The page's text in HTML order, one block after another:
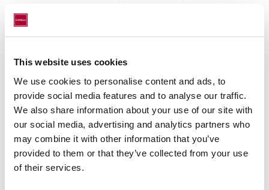
This website uses cookies
We use cookies to personalise content and ads, to
provide social media features and to analyse our traffic.
We also share information about your use of our site with
our social media, advertising and analytics partners who
may combine it with other information that you’ve
provided to them or that they’ve collected from your use
of their services.
godkänd räkning.
om omval av samtliga nuvarande
styrelseledamöter Johan Claesson,
Johan Damne, Joachim Gahm, Anna
Ramel och Jan Roxendal samt nyval av
Tobias Alsborger. Valet av Tobias
Alsborger förutsätter godkännande